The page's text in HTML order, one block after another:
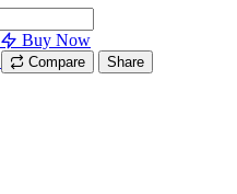
Buy Now
Compare Share